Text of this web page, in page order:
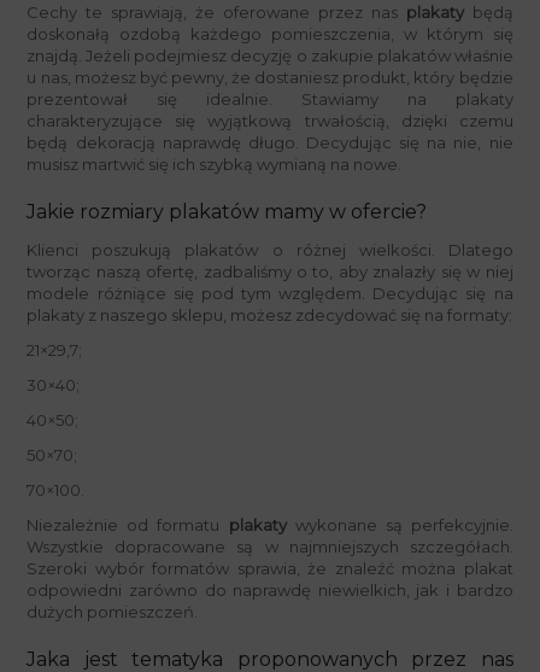
Cechy te sprawiają, że oferowane przez nas plakatybędą
doskonałą ozdobą każdego pomieszczenia, w którym się
znajdą. Jeżeli podejmiesz decyzję o zakupie plakatów właśnie
u nas, możesz być pewny, że dostaniesz produkt, który będzie
prezentował się idealnie. Stawiamy na plakaty
charakteryzujące się wyjątkową trwałością, dzięki czemu
będą dekoracją naprawdę długo. Decydując się na nie, nie
musisz martwić się ich szybką wymianą na nowe.
Jakie rozmiary plakatów mamy w ofercie?
Klienci poszukują plakatów o różnej wielkości. Dlatego
tworząc naszą ofertę, zadbaliśmy o to, aby znalazły się w niej
modele różniące się pod tym względem. Decydując się na
plakaty z naszego sklepu, możesz zdecydować się na formaty:
21×29,7;
30×40;
40×50;
50×70;
70×100.
Niezależnie od formatu plakatywykonane są perfekcyjnie.
Wszystkie dopracowane są w najmniejszych szczegółach.
Szeroki wybór formatów sprawia, że znaleźć można plakat
odpowiedni zarówno do naprawdę niewielkich, jak i bardzo
dużych pomieszczeń.
Jaka jest tematyka proponowanych przez nas